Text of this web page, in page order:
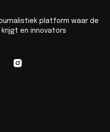
platform waar de
en innovators